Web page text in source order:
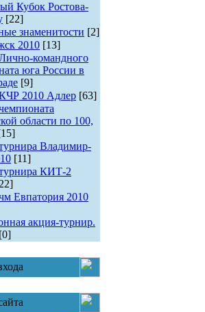
Кубок Ростова-
[22]
знаменитости [2]
2010 [13]
командного
юга России в
[9]
2010 Адлер [63]
области по 100,
Владимир-
[11]
КИТ-2
Евпатория 2010
акция-турнир.
[0]